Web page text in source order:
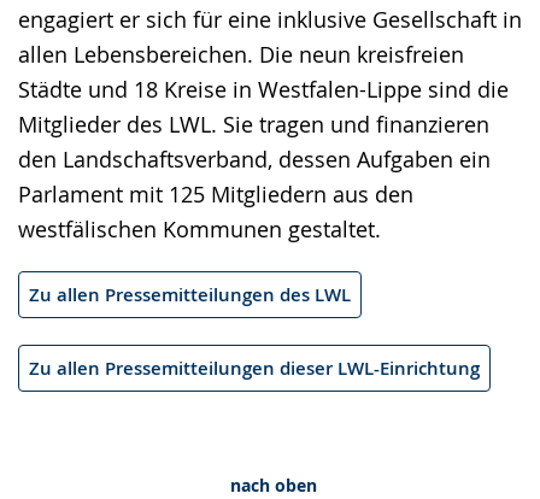
engagiert er sich für eine inklusive Gesellschaft in
allen Lebensbereichen. Die neun kreisfreien
Städte und 18 Kreise in Westfalen-Lippe sind die
Mitglieder des LWL. Sie tragen und finanzieren
den Landschaftsverband, dessen Aufgaben ein
Parlament mit 125 Mitgliedern aus den
westfälischen Kommunen gestaltet.
Zu allen Pressemitteilungen des LWL
Zu allen Pressemitteilungen dieser LWL-Einrichtung
nach oben